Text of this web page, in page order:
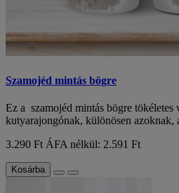
Szamojéd mintás bögre
Ez a szamojéd mintás bögre tökéletes
kutyarajongónak, különösen azoknak,
3.290 Ft ÁFA nélkül: 2.591 Ft
Kosárba